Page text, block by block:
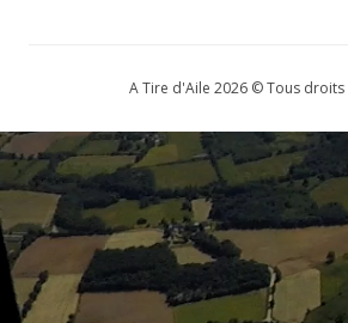
A Tire d'Aile 2026 © Tous droits